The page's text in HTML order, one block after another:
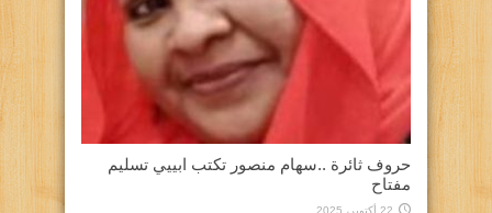
حروف ثائرة ..سهام منصور تكتب ابييي تسليم
مفتاح
22 أكتوبر، 2025